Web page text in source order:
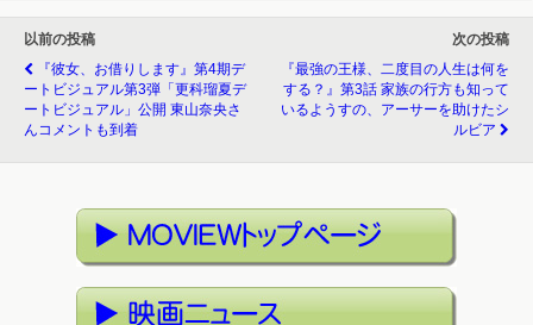
以前の投稿
『彼女、お借りします』第4期デ
ートビジュアル第3弾「更科瑠夏デ
ートビジュアル」公開 東山奈央さ
んコメントも到着
次の投稿
『最強の王様、二度目の人生は何を
する？』第3話 家族の行方も知って
いるようすの、アーサーを助けたシ
ルビア